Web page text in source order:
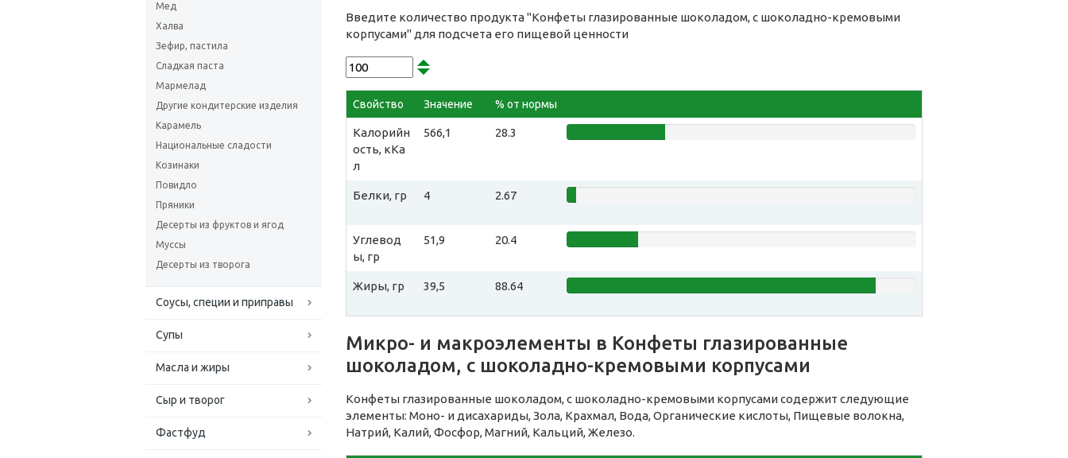
Мед
Халва
Зефир, пастила
Сладкая паста
Мармелад
Другие кондитерские изделия
Карамель
Национальные сладости
Козинаки
Повидло
Пряники
Десерты из фруктов и ягод
Муссы
Десерты из творога
Соусы, специи и приправы
Супы
Масла и жиры
Сыр и творог
Фастфуд
Введите количество продукта "Конфеты глазированные шоколадом, с шоколадно-кремовыми
корпусами" для подсчета его пищевой ценности
Свойство Значение % от нормы
Калорийн
ость, кКа
л
566,1 28.3
Белки, гр 4 2.67
Углевод
ы, гр
51,9 20.4
Жиры, гр 39,5 88.64
Микро- и макроэлементы в Конфеты глазированные
шоколадом, с шоколадно-кремовыми корпусами
Конфеты глазированные шоколадом, с шоколадно-кремовыми корпусами содержит следующие
элементы: Моно- и дисахариды, Зола, Крахмал, Вода, Органические кислоты, Пищевые волокна,
Натрий, Калий, Фосфор, Магний, Кальций, Железо.